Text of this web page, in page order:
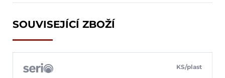
SOUVISEJÍCÍ ZBOŽÍ
KS/plast